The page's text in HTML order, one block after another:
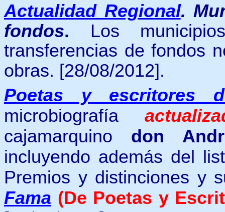
Actualidad Regional.
fondos. Los
transferencias de fondos
obras. [28/08/2012].
Poetas y escritores
microbiografía
cajamarquino don
incluyendo además del
Premios y distinciones y
Fama (De Poetas y